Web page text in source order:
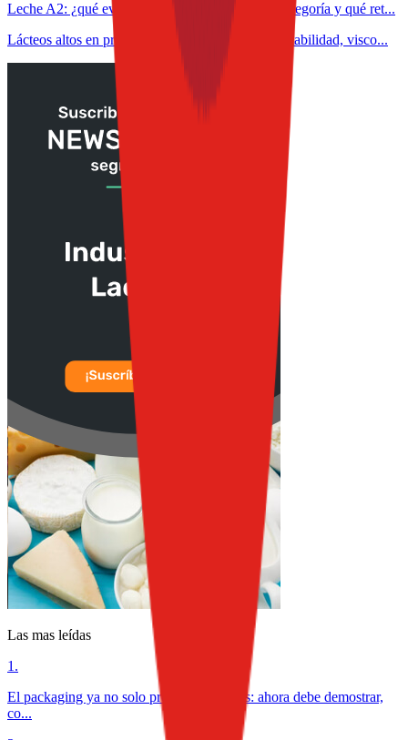
Leche A2: ¿qué evidencia científica sostiene la categoría y qué ret...
Lácteos altos en proteína: claves para controlar estabilidad, visco...
Las mas leídas
1 .
El packaging ya no solo protege alimentos: ahora debe demostrar,
co...